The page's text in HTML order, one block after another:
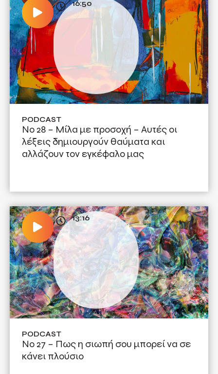
16:50
PODCAST
Νο 28 – Μίλα με προσοχή – Αυτές οι
λέξεις δημιουργούν θαύματα και
αλλάζουν τον εγκέφαλο μας
13:16
PODCAST
Νο 27 – Πως η σιωπή σου μπορεί να σε
κάνει πλούσιο